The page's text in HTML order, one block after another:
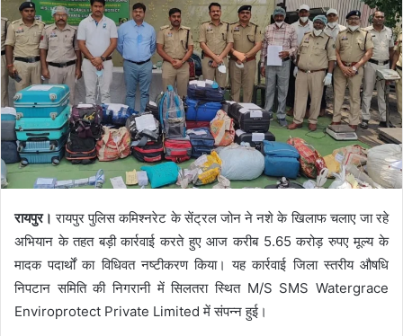
रायपुर।रायपुर पुलिस कमिश्नरेट के सेंट्रल जोन ने नशे के खिलाफ चलाए जा रहे
अभियान के तहत बड़ी कार्रवाई करते हुए आज करीब 5.65 करोड़ रुपए मूल्य के
मादक पदार्थों का विधिवत नष्टीकरण किया। यह कार्रवाई जिला स्तरीय औषधि
निपटान समिति की निगरानी में सिलतरा स्थित M/S SMS Watergrace
Enviroprotect Private Limited में संपन्न हुई।